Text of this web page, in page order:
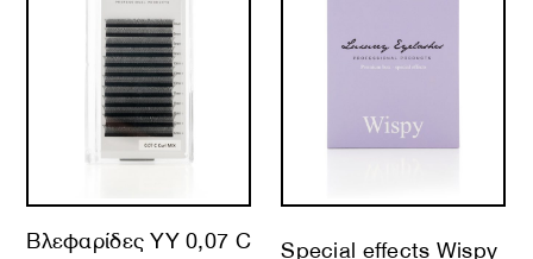
Βλεφαρίδες YY 0,07 C
Special effects Wispy